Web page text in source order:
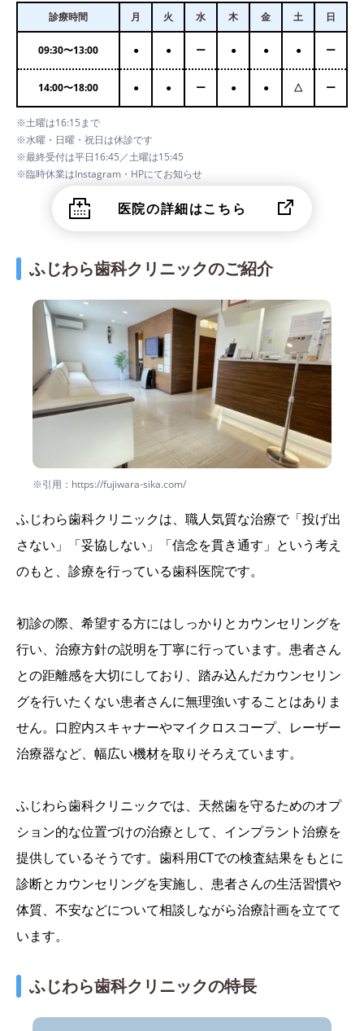
診療時間 月 火 水 木 金 土 日
09:30〜13:00 ● ● ー ● ● ● ー
14:00〜18:00 ● ● ー ● ● △ ー
※土曜は16:15まで
※水曜・日曜・祝日は休診です
※最終受付は平日16:45／土曜は15:45
※臨時休業はInstagram・HPにてお知らせ
医院の詳細はこちら
ふじわら歯科クリニックのご紹介
※引用：https://fujiwara-sika.com/
ふじわら歯科クリニックは、職人気質な治療で「投げ出
さない」「妥協しない」「信念を貫き通す」という考え
のもと、診療を行っている歯科医院です。
初診の際、希望する方にはしっかりとカウンセリングを
行い、治療方針の説明を丁寧に行っています。患者さん
との距離感を大切にしており、踏み込んだカウンセリン
グを行いたくない患者さんに無理強いすることはありま
せん。口腔内スキャナーやマイクロスコープ、レーザー
治療器など、幅広い機材を取りそろえています。
ふじわら歯科クリニックでは、天然歯を守るためのオプ
ション的な位置づけの治療として、インプラント治療を
提供しているそうです。歯科用CTでの検査結果をもとに
診断とカウンセリングを実施し、患者さんの生活習慣や
体質、不安などについて相談しながら治療計画を立てて
います。
ふじわら歯科クリニックの特長